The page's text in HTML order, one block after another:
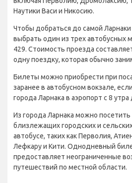
Наутики Васи и Никосию.
Чтобы добраться до самой
выбрать один из трех автобусных
429. Стоимость проезда
одну поездку, которая обычно
Билеты можно приобрести при
заранее в автобусном вокзале,
города Ларнака в аэропорт с 8 утра
Из города Ларнака можно посетить
близлежащих городских и
автобусе, таких как Перволия,
Лефкару и Кити. Однодневный
предоставляет неограниченные
путешествий по местной области.